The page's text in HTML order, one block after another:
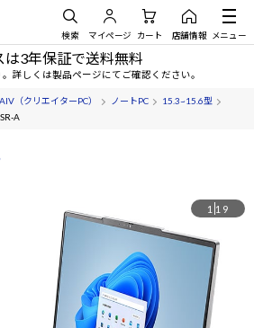
検索 マイページ カート 店舗情報 メニュー
は3年保証で送料無料
詳しくは製品ページにてご確認ください。
（クリエイターPC） ノートPC
15.3~15.6型
A
1 19